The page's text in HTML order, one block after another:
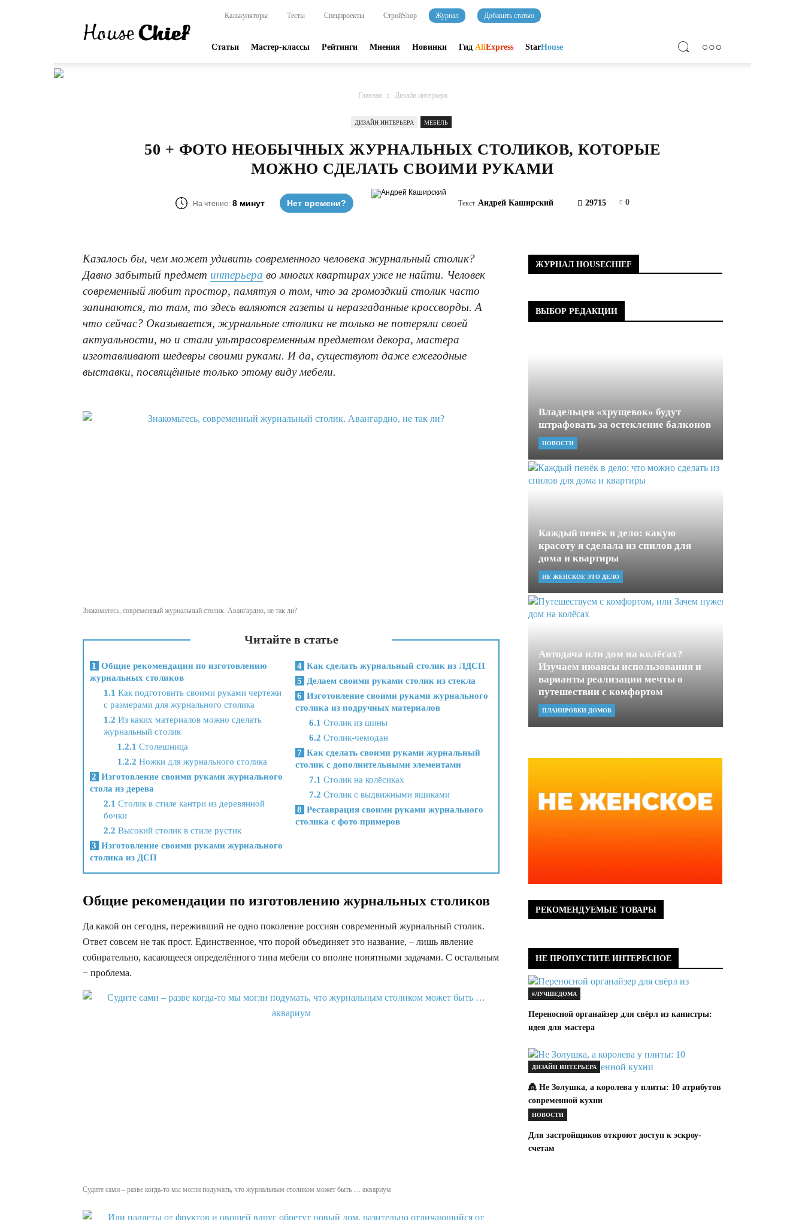
online-
издание
Калькуляторы Тесты Спецпроекты СтройShop Журнал Добавить статью
Статьи Мастер-классы Рейтинги Мнения Новинки Гид AliExpress StarHouse
Главная Дизайн интерьера
ДИЗАЙН ИНТЕРЬЕРА МЕБЕЛЬ
50 + ФОТО НЕОБЫЧНЫХ ЖУРНАЛЬНЫХ СТОЛИКОВ, КОТОРЫЕ
МОЖНО СДЕЛАТЬ СВОИМИ РУКАМИ
На чтение: 8 минут Нет времени? Текст Андрей Каширский 29715 0
Казалось бы, чем может удивить современного человека журнальный столик?
Давно забытый предмет интерьера во многих квартирах уже не найти. Человек
современный любит простор, памятуя о том, что за громоздкий столик часто
запинаются, то там, то здесь валяются газеты и неразгаданные кроссворды. А
что сейчас? Оказывается, журнальные столики не только не потеряли своей
актуальности, но и стали ультрасовременным предметом декора, мастера
изготавливают шедевры своими руками. И да, существуют даже ежегодные
выставки, посвящённые только этому виду мебели.
Знакомьтесь, современный журнальный столик. Авангардно, не так ли?
Читайте в статье
1
Общие рекомендации по изготовлению
журнальных столиков
1.1 Как подготовить своими руками чертежи
с размерами для журнального столика
1.2 Из каких материалов можно сделать
журнальный столик
1.2.1 Столешница
1.2.2 Ножки для журнального столика
2 Изготовление своими руками журнального
стола из дерева
2.1 Столик в стиле кантри из деревянной
бочки
2.2 Высокий столик в стиле рустик
3 Изготовление своими руками журнального
столика из ДСП
4 Как сделать журнальный столик из ЛДСП
5
Делаем своими руками столик из стекла
6 Изготовление своими руками журнального
столика из подручных материалов
6.1 Столик из шины
6.2 Столик-чемодан
7 Как сделать своими руками журнальный
столик с дополнительными элементами
7.1 Столик на колёсиках
7.2 Столик с выдвижными ящиками
8 Реставрация своими руками журнального
столика с фото примеров
Общие рекомендации по изготовлению журнальных столиков
Да какой он сегодня, переживший не одно поколение россиян современный журнальный столик.
Ответ совсем не так прост. Единственное, что порой объединяет это название, – лишь явление
собирательно, касающееся определённого типа мебели со вполне понятными задачами. С остальным
− проблема.
Судите сами – разве когда-то мы могли подумать, что журнальным столиком может быть … аквариум
ЖУРНАЛ HOUSECHIEF
ВЫБОР РЕДАКЦИИ
Владельцев «хрущевок» будут
штрафовать за остекление балконов
НОВОСТИ
Каждый пенёк в дело: какую
красоту я сделала из спилов для
дома и квартиры
НЕ ЖЕНСКОЕ ЭТО ДЕЛО
Автодача или дом на колёсах?
Изучаем нюансы использования и
варианты реализации мечты о
путешествии с комфортом
ПЛАНИРОВКИ ДОМОВ
РЕКОМЕНДУЕМЫЕ ТОВАРЫ
НЕ ПРОПУСТИТЕ ИНТЕРЕСНОЕ
#ЛУЧШЕДОМА
Переносной органайзер для свёрл из канистры:
идея для мастера
ДИЗАЙН ИНТЕРЬЕРА
👸 Не Золушка, а королева у плиты: 10 атрибутов
современной кухни
НОВОСТИ
Для застройщиков откроют доступ к эскроу-
счетам